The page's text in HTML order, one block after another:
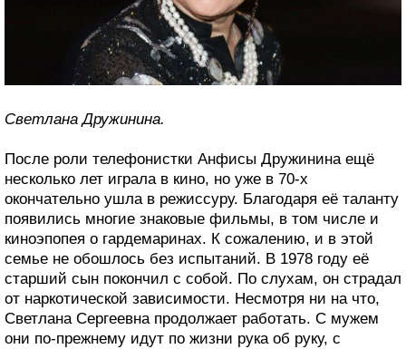
Светлана Дружинина.
После роли телефонистки Анфисы Дружинина ещё
несколько лет играла в кино, но уже в 70-х
окончательно ушла в режиссуру. Благодаря её таланту
появились многие знаковые фильмы, в том числе и
киноэпопея о гардемаринах. К сожалению, и в этой
семье не обошлось без испытаний. В 1978 году её
старший сын покончил с собой. По слухам, он страдал
от наркотической зависимости. Несмотря ни на что,
Светлана Сергеевна продолжает работать. С мужем
они по-прежнему идут по жизни рука об руку, с